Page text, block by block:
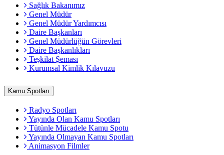
Sağlık Bakanımız
Genel Müdür
Genel Müdür Yardımcısı
Daire Başkanları
Genel Müdürlüğün Görevleri
Daire Başkanlıkları
Teşkilat Şeması
Kurumsal Kimlik Kılavuzu
Kamu Spotları
Radyo Spotları
Yayında Olan Kamu Spotları
Tütünle Mücadele Kamu Spotu
Yayında Olmayan Kamu Spotları
Animasyon Filmler